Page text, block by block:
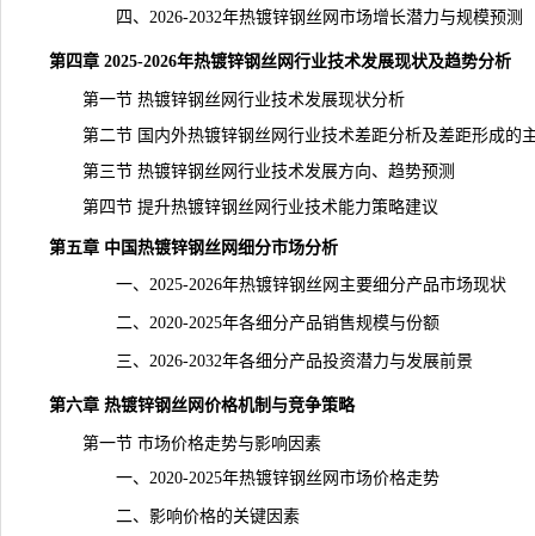
四、2026-2032年热镀锌钢丝网市场增长潜力与规模预测
第四章 2025-2026年热镀锌钢丝网行业技术发展现状及趋势分析
第一节 热镀锌钢丝网行业技术发展现状分析
第二节 国内外热镀锌钢丝网行业技术差距分析及差距形成的
第三节 热镀锌钢丝网行业技术发展方向、趋势预测
第四节 提升热镀锌钢丝网行业技术能力策略建议
第五章 中国热镀锌钢丝网细分市场分析
一、2025-2026年热镀锌钢丝网主要细分产品市场现状
二、2020-2025年各细分产品销售规模与份额
三、2026-2032年各细分产品投资潜力与发展前景
第六章 热镀锌钢丝网价格机制与竞争策略
第一节 市场价格走势与影响因素
一、2020-2025年热镀锌钢丝网市场价格走势
二、影响价格的关键因素